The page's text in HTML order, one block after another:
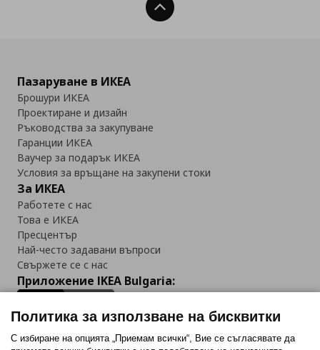
Нагоре
Пазаруване в ИКЕА
Брошури ИКЕА
Проектиране и дизайн
Ръководства за закупуване
Гаранции ИКЕА
Ваучер за подарък ИКЕА
Условия за връщане на закупени стоки
За ИКЕА
Работете с нас
Това е ИКЕА
Пресцентър
Най-често задавани въпроси
Свържете се с нас
Приложение IKEA Bulgaria:
Политика за използване на бисквитки
С избиране на опцията „Приемам всички“, Вие се съгласявате да